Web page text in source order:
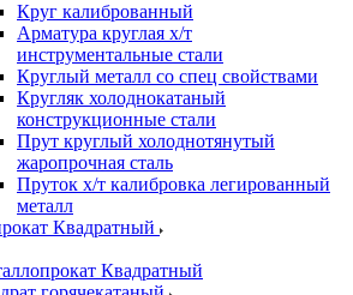
Круг калиброванный
Арматура круглая х/т
инструментальные стали
Круглый металл со спец свойствами
Кругляк холоднокатаный
конструкционные стали
Прут круглый холоднотянутый
жаропрочная сталь
Пруток х/т калибровка легированный
металл
Квадратный
Квадратный